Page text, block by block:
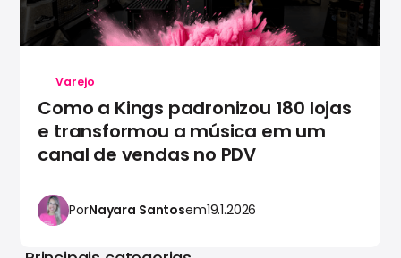
Varejo
Como a Kings padronizou 180 lojas
e transformou a música em um
canal de vendas no PDV
PorNayara Santosem19.1.2026